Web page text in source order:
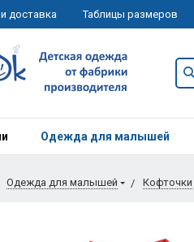
доставка Таблицы размеров
Одежда для малышей
Одежда для малышей Кофточки